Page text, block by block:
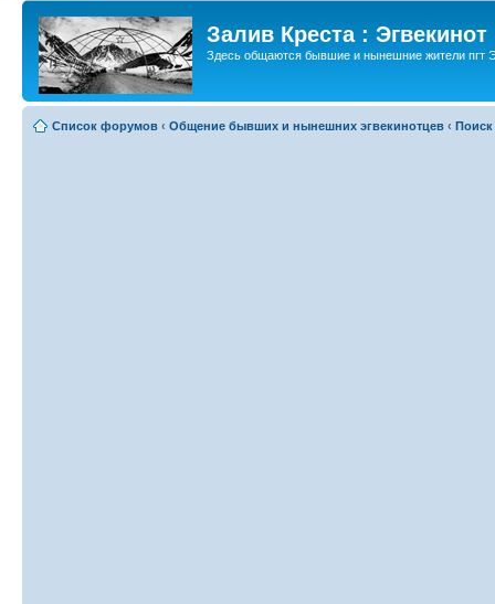
Залив Креста : Эгвекинот
Здесь общаются бывшие и нынешние жители пгт
Список форумов ‹ Общение бывших и нынешних эгвекинотцев ‹ Поиск